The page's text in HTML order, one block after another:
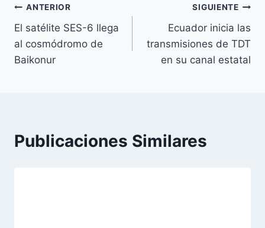
Navegación
de
entradas
ANTERIOR
El satélite SES-6 llega
al cosmódromo de
Baikonur
SIGUIENTE
Ecuador inicia las
transmisiones de TDT
en su canal estatal
Publicaciones Similares